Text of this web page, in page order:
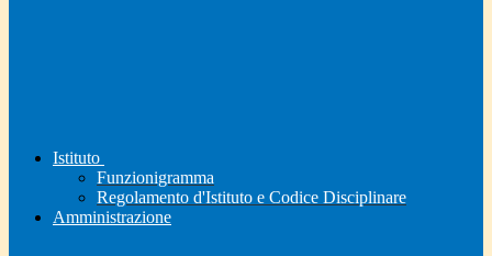
Istituto
Funzionigramma
Regolamento d'Istituto e Codice Disciplinare
Amministrazione